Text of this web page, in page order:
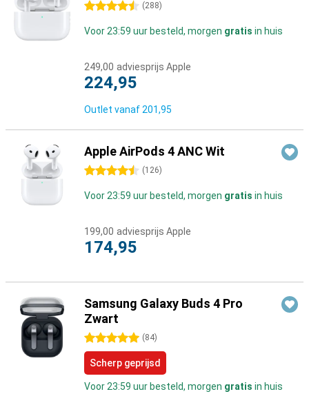
4.5 sterren (288)
Voor 23:59 uur besteld, morgen gratis in huis
249,00 adviesprijs Apple
224,95
Outlet vanaf 201,95
Apple AirPods 4 ANC Wit
4.5 sterren (126)
Voor 23:59 uur besteld, morgen gratis in huis
199,00 adviesprijs Apple
174,95
Samsung Galaxy Buds 4 Pro
Zwart
5 sterren (84)
Scherp geprijsd
Voor 23:59 uur besteld, morgen gratis in huis